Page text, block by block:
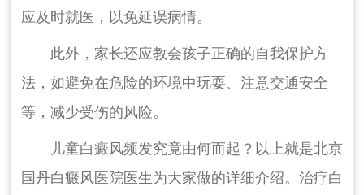
应及时就医，以免延误病情。
此外，家长还应教会孩子正确的自我保护方
法，如避免在危险的环境中玩耍、注意交通安全
等，减少受伤的风险。
儿童白癜风频发究竟由何而起？以上就是北京
国丹白癜风医院医生为大家做的详细介绍。治疗白